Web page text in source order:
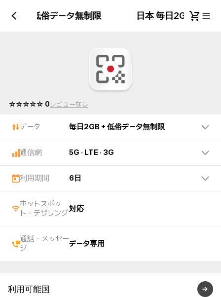
2GB + 低俗データ無制限 日本 毎日2GB + 低
☆☆☆☆☆ 0レビューなし
データ 毎日2GB + 低俗データ無制限
通信網 5G · LTE · 3G
利用期間 6日
ホットスポッ
ト・テザリング
対応
通話・メッセー
ジ
データ専用
利用可能国